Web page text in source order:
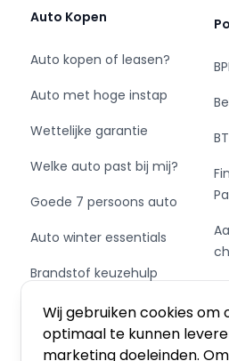
Wij gebruiken cookies om
optimaal te kunnen
marketing doeleinden.
- Ideaal voor starters &
- Leasen met BKR codering
- Grootste van Nederland
- Kosteloos overstappen
voertuig
Sluit nu je financial lease bij
bepaal zelf wanneer je
naar een elektrische
Sluit je contract af
Of dat nu na 12, 25 of 41
ons niets uit.
Auto Kopen
Auto kopen of leasen?
Auto met hoge instap
Wettelijke garantie
Welke auto past bij mij?
Goede 7 persoons auto
Auto winter essentials
Brandstof keuzehulp
Schakel of automaat?